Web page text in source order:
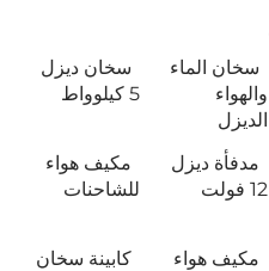
سخان الماء
والهواء
الديزل
سخان ديزل
5 كيلوواط
مدفأة ديزل
12 فولت
مكيف هواء
للشاحنات
مكيف هواء
كابينة سخان